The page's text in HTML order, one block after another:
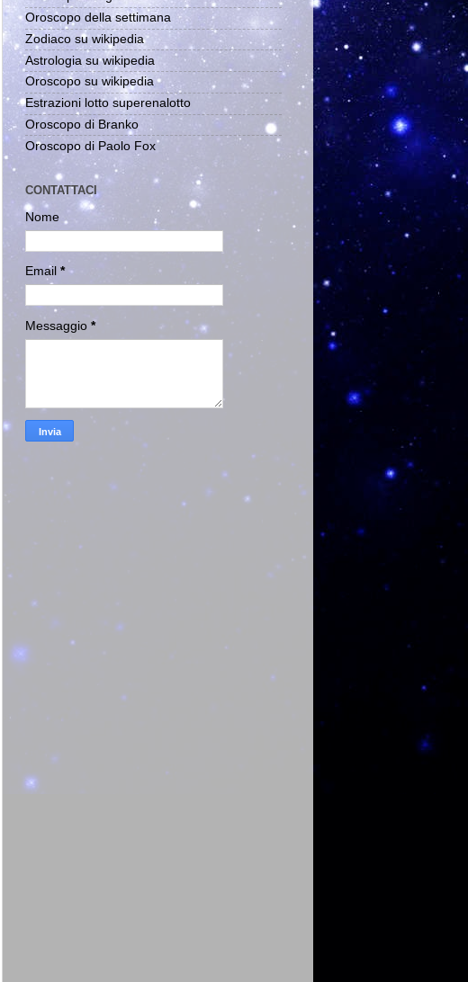
Oroscopo della settimana
Zodiaco su wikipedia
Astrologia su wikipedia
Oroscopo su wikipedia
Estrazioni lotto superenalotto
Oroscopo di Branko
Oroscopo di Paolo Fox
CONTATTACI
Nome
Email *
Messaggio *